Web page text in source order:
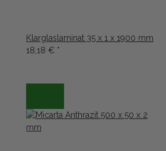
Klarglaslaminat 35 x 1 x 1900 mm
18,18 € *